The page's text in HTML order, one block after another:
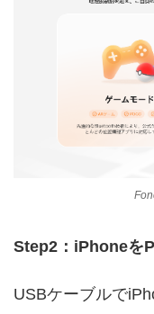
Step2：iPhoneを
USBケーブルで